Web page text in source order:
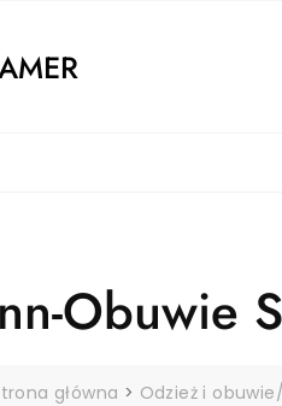
Obuwie
główna > Odzież i